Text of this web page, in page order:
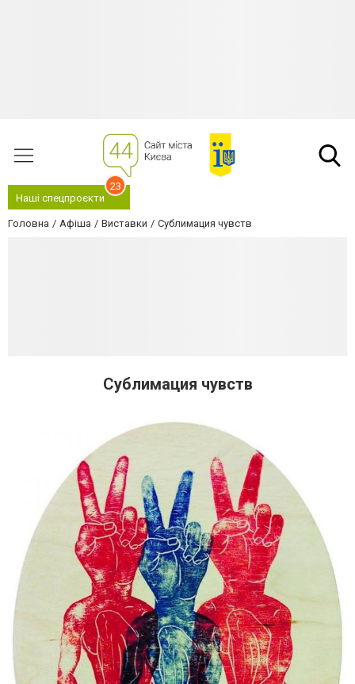
Наші спецпроєкти
23
Головна Афіша Виставки Сублимация чувств
Сублимация чувств